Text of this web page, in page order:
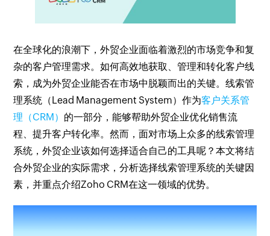
在全球化的浪潮下，外贸企业面临着激烈的市场竞争和复
杂的客户管理需求。如何高效地获取、管理和转化客户线
索，成为外贸企业能否在市场中脱颖而出的关键。线索管
理系统（Lead Management System）作为客户关系管
理（CRM） 的一部分，能够帮助外贸企业优化销售流
程、提升客户转化率。然而，面对市场上众多的线索管理
系统，外贸企业该如何选择适合自己的工具呢？本文将结
合外贸企业的实际需求，分析选择线索管理系统的关键因
素，并重点介绍Zoho CRM在这一领域的优势。